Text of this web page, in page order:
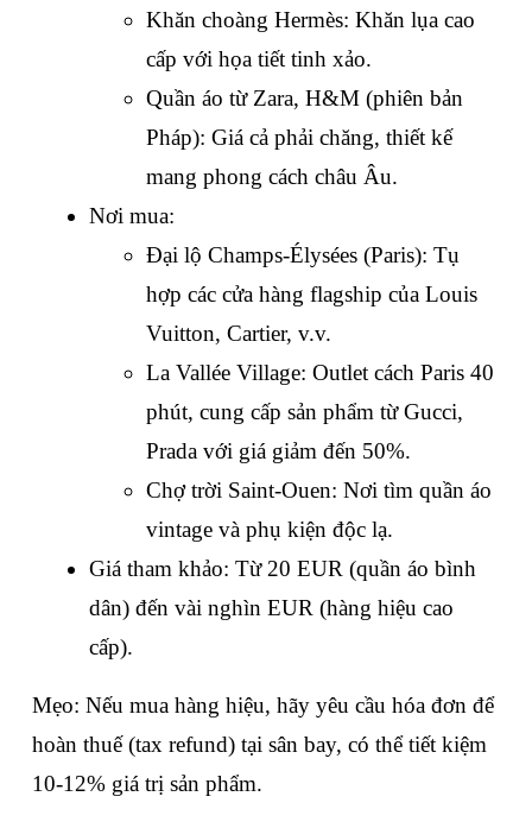
Khăn choàng Hermès: Khăn lụa cao
cấp với họa tiết tinh xảo.
Quần áo từ Zara, H&M (phiên bản
Pháp): Giá cả phải chăng, thiết kế
mang phong cách châu Âu.
Nơi mua:
Đại lộ Champs-Élysées (Paris): Tụ
hợp các cửa hàng flagship của Louis
Vuitton, Cartier, v.v.
La Vallée Village: Outlet cách Paris 40
phút, cung cấp sản phẩm từ Gucci,
Prada với giá giảm đến 50%.
Chợ trời Saint-Ouen: Nơi tìm quần áo
vintage và phụ kiện độc lạ.
Giá tham khảo: Từ 20 EUR (quần áo bình
dân) đến vài nghìn EUR (hàng hiệu cao
cấp).
Mẹo: Nếu mua hàng hiệu, hãy yêu cầu hóa đơn để
hoàn thuế (tax refund) tại sân bay, có thể tiết kiệm
10-12% giá trị sản phẩm.